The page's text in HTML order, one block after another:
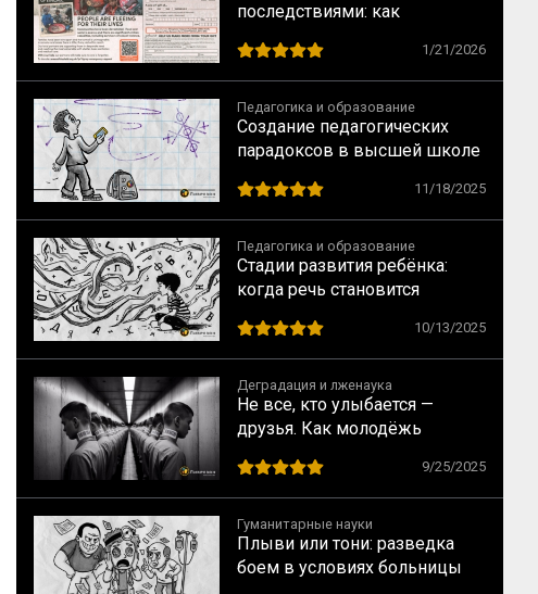
последствиями: как
тех, кому помогает
1/21/2026
Педагогика и образование
Создание педагогических
парадоксов в высшей школе
11/18/2025
Педагогика и образование
Стадии развития ребёнка:
когда речь становится
мышление — речевым10/13/2025
Деградация и лженаука
Не все, кто улыбается —
друзья. Как молодёжь
сообщества
9/25/2025
Гуманитарные науки
Плыви или тони: разведка
боем в условиях больницы